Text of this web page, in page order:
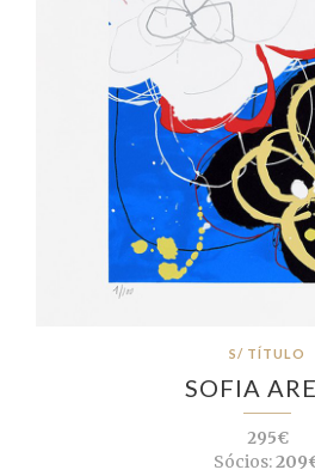
S/ TÍTULO
SOFIA
295€
Sócios: